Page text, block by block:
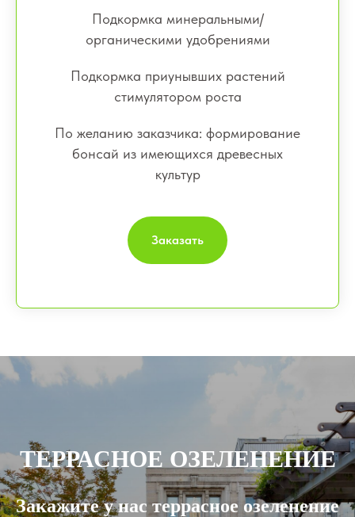
Подкормка минеральными/
органическими удобрениями
Подкормка приунывших растений
стимулятором роста
По желанию заказчика: формирование
бонсай из имеющихся древесных
культур
Заказать
ТЕРРАСНОЕ ОЗЕЛЕНЕНИЕ
Закажите у нас террасное озеленение